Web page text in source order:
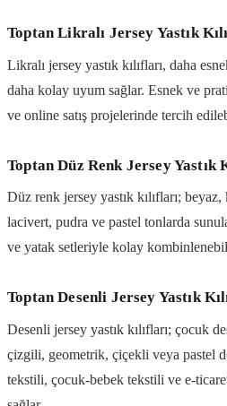
Toptan Likralı Jersey Yastık
Likralı jersey yastık kılıfları, daha
daha kolay uyum sağlar. Esnek ve
ve online satış projelerinde tercih
Toptan Düz Renk Jersey Yastık
Düz renk jersey yastık kılıfları;
lacivert, pudra ve pastel tonlarda
ve yatak setleriyle kolay
Toptan Desenli Jersey Yastık
Desenli jersey yastık kılıfları; çocuk
çizgili, geometrik, çiçekli veya pastel
tekstili, çocuk-bebek tekstili ve e-